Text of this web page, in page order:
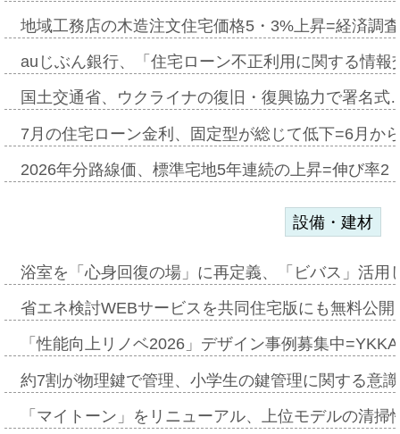
地域工務店の木造注文住宅価格5・3%上昇=経済調
auじぶん銀行、「住宅ローン不正利用に関する情
国土交通省、ウクライナの復旧・復興協力で署名
7月の住宅ローン金利、固定型が総じて低下=6月か
2026年分路線価、標準宅地5年連続の上昇=伸び率
設備・建材
浴室を「心身回復の場」に再定義、「ビバス」活
省エネ検討WEBサービスを共同住宅版にも無料公
「性能向上リノベ2026」デザイン事例募集中
約7割が物理鍵で管理、小学生の鍵管理に関する意
「マイトーン」をリニューアル、上位モデルの清